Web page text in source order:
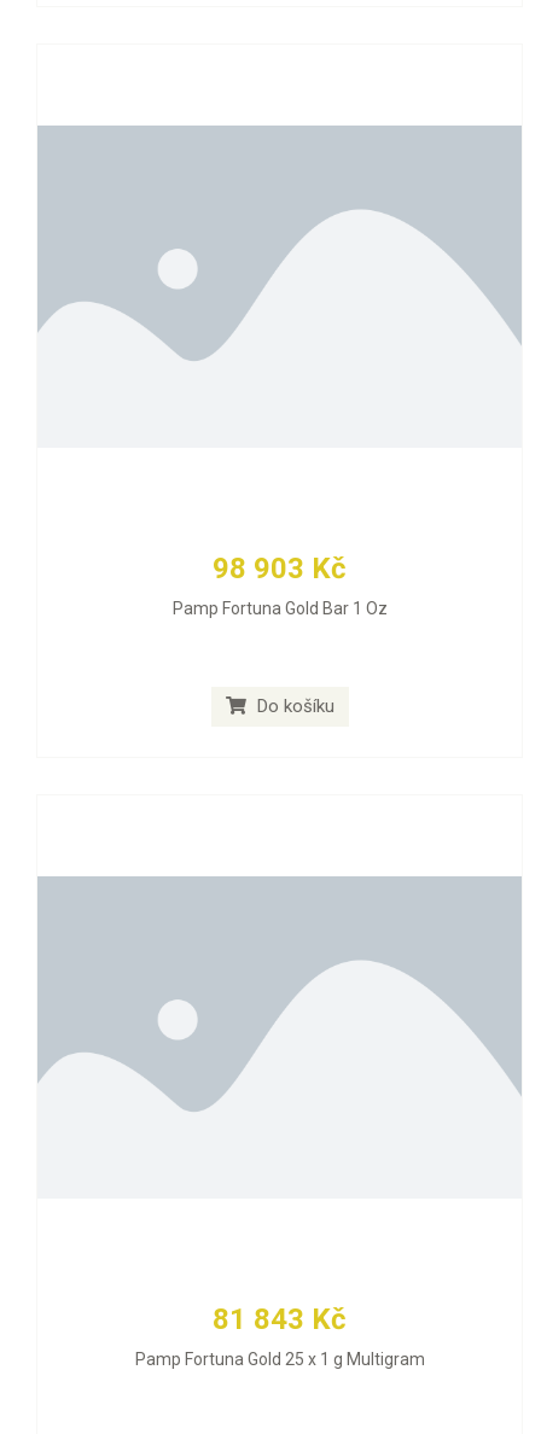
98 903 Kč
Pamp Fortuna Gold Bar 1 Oz
Do košíku
81 843 Kč
Pamp Fortuna Gold 25 x 1 g Multigram